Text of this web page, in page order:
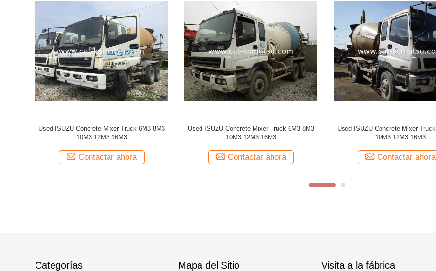
Used ISUZU Concrete Mixer 6M3 8M3 10M3
12M3 16M3
Contactar ahora
Used ISUZU Concrete Mixer 6M3 8M3 10M3
12M3 16M3
Contactar ahora
Categorías Mapa del Sitio Visita a la fábrica